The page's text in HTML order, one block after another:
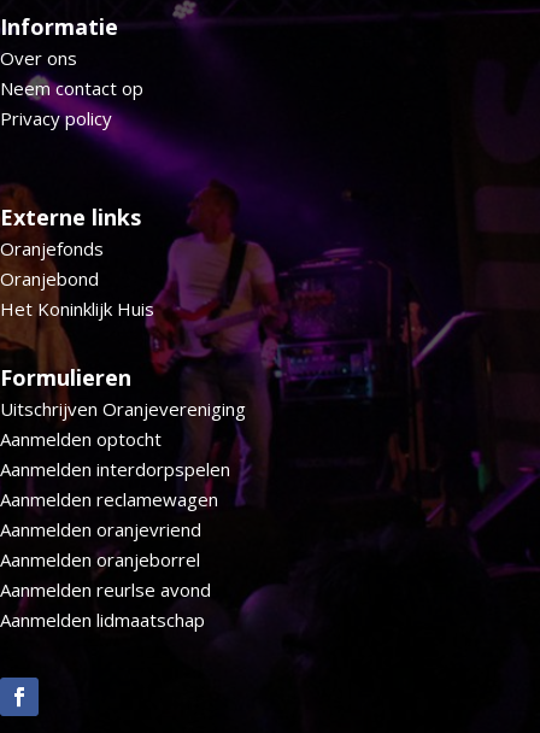
Informatie
Over ons
Neem contact op
Privacy policy
Externe links
Oranjefonds
Oranjebond
Het Koninklijk Huis
Formulieren
Uitschrijven Oranjevereniging
Aanmelden optocht
Aanmelden interdorpspelen
Aanmelden reclamewagen
Aanmelden oranjevriend
Aanmelden oranjeborrel
Aanmelden reurlse avond
Aanmelden lidmaatschap